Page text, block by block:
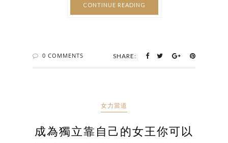
CONTINUE READING
0 COMMENTS SHARE:
女力當道
成為獨立靠自己的女王你可以